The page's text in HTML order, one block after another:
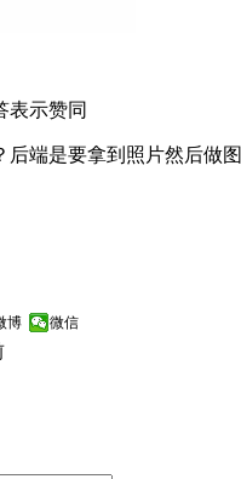
表示赞同
后端是要拿到照片然后做
博 微信